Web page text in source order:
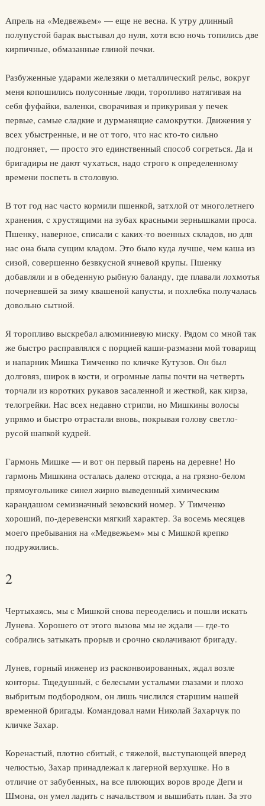
Апрель на «Медвежьем» — еще не весна. К утру длинный
полупустой барак выстывал до нуля, хотя всю ночь топились две
кирпичные, обмазанные глиной печки.
Разбуженные ударами железяки о металлический рельс, вокруг
меня копошились полусонные люди, торопливо натягивая на
себя фуфайки, валенки, сворачивая и прикуривая у печек
первые, самые сладкие и дурманящие самокрутки. Движения у
всех убыстренные, и не от того, что нас кто-то сильно
подгоняет, — просто это единственный способ согреться. Да и
бригадиры не дают чухаться, надо строго к определенному
времени поспеть в столовую.
В тот год нас часто кормили пшенкой, затхлой от многолетнего
хранения, с хрустящими на зубах красными зернышками проса.
Пшенку, наверное, списали с каких-то военных складов, но для
нас она была сущим кладом. Это было куда лучше, чем каша из
сизой, совершенно безвкусной ячневой крупы. Пшенку
добавляли и в обеденную рыбную баланду, где плавали лохмотья
почерневшей за зиму квашеной капусты, и похлебка получалась
довольно сытной.
Я торопливо выскребал алюминиевую миску. Рядом со мной так
же быстро расправлялся с порцией каши-размазни мой товарищ
и напарник Мишка Тимченко по кличке Кутузов. Он был
долговяз, широк в кости, и огромные лапы почти на четверть
торчали из коротких рукавов засаленной и жесткой, как кирза,
телогрейки. Нас всех недавно стригли, но Мишкины волосы
упрямо и быстро отрастали вновь, покрывая голову светло-
русой шапкой кудрей.
Гармонь Мишке — и вот он первый парень на деревне! Но
гармонь Мишкина осталась далеко отсюда, а на грязно-белом
прямоугольнике синел жирно выведенный химическим
карандашом семизначный зековский номер. У Тимченко
хороший, по-деревенски мягкий характер. За восемь месяцев
моего пребывания на «Медвежьем» мы с Мишкой крепко
подружились.
2
Чертыхаясь, мы с Мишкой снова переоделись и пошли искать
Лунева. Хорошего от этого вызова мы не ждали — где-то
собрались затыкать прорыв и срочно сколачивают бригаду.
Лунев, горный инженер из расконвоированных, ждал возле
конторы. Тщедушный, с белесыми усталыми глазами и плохо
выбритым подбородком, он лишь числился старшим нашей
временной бригады. Командовал нами Николай Захарчук по
кличке Захар.
Коренастый, плотно сбитый, с тяжелой, выступающей вперед
челюстью, Захар принадлежал к лагерной верхушке. Но в
отличие от забубенных, на все плюющих воров вроде Деги и
Шмона, он умел ладить с начальством и вышибать план. За это